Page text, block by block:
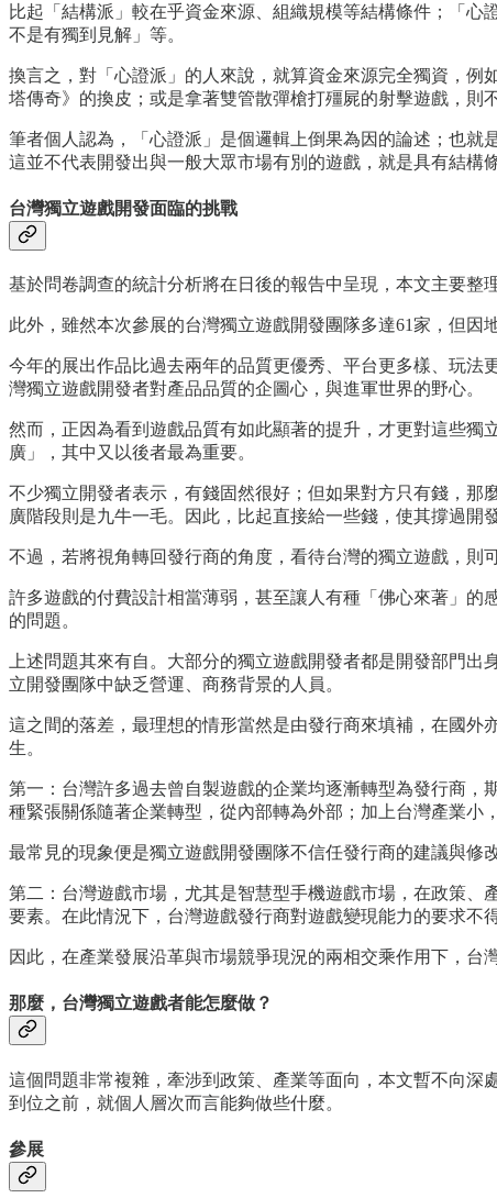
比起「結構派」較在乎資金來源、組織規模等結構條件；「
不是有獨到見解」等。
換言之，對「心證派」的人來說，就算資金來源完全獨資，例
塔傳奇》的換皮；或是拿著雙管散彈槍打殭屍的射擊遊戲，則
筆者個人認為，「心證派」是個邏輯上倒果為因的論述；也就
這並不代表開發出與一般大眾市場有別的遊戲，就是具有結構
台灣獨立遊戲開發面臨的挑戰
基於問卷調查的統計分析將在日後的報告中呈現，本文主要整
此外，雖然本次參展的台灣獨立遊戲開發團隊多達61家，但因
今年的展出作品比過去兩年的品質更優秀、平台更多樣、玩
灣獨立遊戲開發者對產品品質的企圖心，與進軍世界的野心。
然而，正因為看到遊戲品質有如此顯著的提升，才更對這些
廣」，其中又以後者最為重要。
不少獨立開發者表示，有錢固然很好；但如果對方只有錢，那
廣階段則是九牛一毛。因此，比起直接給一些錢，使其撐過開
不過，若將視角轉回發行商的角度，看待台灣的獨立遊戲，則
許多遊戲的付費設計相當薄弱，甚至讓人有種「佛心來著」
的問題。
上述問題其來有自。大部分的獨立遊戲開發者都是開發部門
立開發團隊中缺乏營運、商務背景的人員。
這之間的落差，最理想的情形當然是由發行商來填補，在國外
生。
第一：台灣許多過去曾自製遊戲的企業均逐漸轉型為發行商
種緊張關係隨著企業轉型，從內部轉為外部；加上台灣產業小
最常見的現象便是獨立遊戲開發團隊不信任發行商的建議與修
第二：台灣遊戲市場，尤其是智慧型手機遊戲市場，在政策
要素。在此情況下，台灣遊戲發行商對遊戲變現能力的要求不
因此，在產業發展沿革與市場競爭現況的兩相交乘作用下，台
那麼，台灣獨立遊戲者能怎麼做？
這個問題非常複雜，牽涉到政策、產業等面向，本文暫不向
到位之前，就個人層次而言能夠做些什麼。
參展